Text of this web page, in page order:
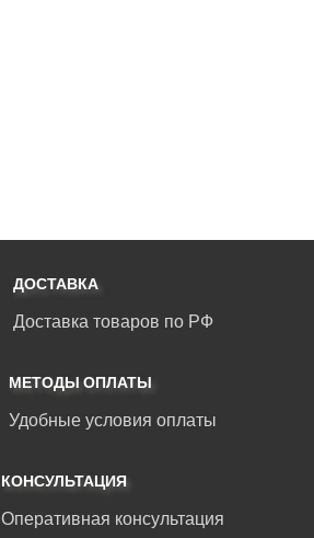
ДОСТАВКА
Доставка товаров по РФ
МЕТОДЫ ОПЛАТЫ
Удобные условия оплаты
КОНСУЛЬТАЦИЯ
Оперативная консультация